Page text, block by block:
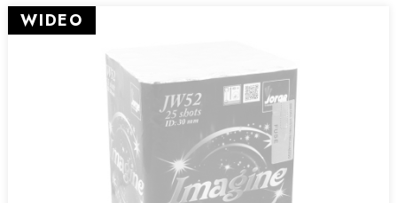
WIDEO